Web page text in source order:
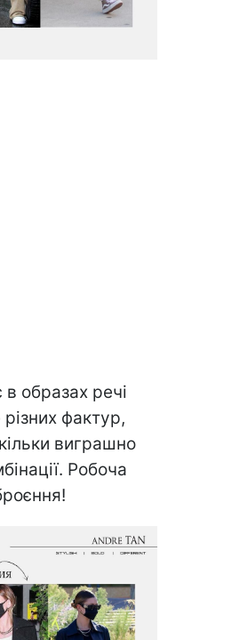
в образах речі
різних фактур,
виграшно
Робоча